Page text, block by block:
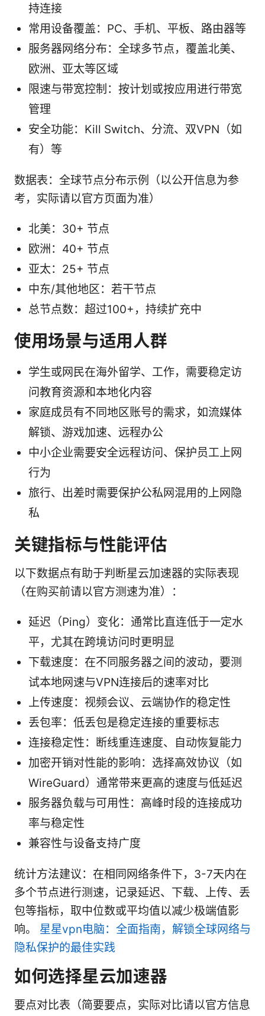
持连接
常用设备覆盖：PC、手机、平板、路由器等
服务器网络分布：全球多节点，覆盖北美、
欧洲、亚太等区域
限速与带宽控制：按计划或按应用进行带宽
管理
安全功能：Kill Switch、分流、双VPN（如
有）等
数据表：全球节点分布示例（以公开信息为参
考，实际请以官方页面为准）
北美：30+ 节点
欧洲：40+ 节点
亚太：25+ 节点
中东/其他地区：若干节点
总节点数：超过100+，持续扩充中
使用场景与适用人群
学生或网民在海外留学、工作，需要稳定访
问教育资源和本地化内容
家庭成员有不同地区账号的需求，如流媒体
解锁、游戏加速、远程办公
中小企业需要安全远程访问、保护员工上网
行为
旅行、出差时需要保护公私网混用的上网隐
私
关键指标与性能评估
以下数据点有助于判断星云加速器的实际表现
（在购买前请以官方测速为准）：
延迟（Ping）变化：通常比直连低于一定水
平，尤其在跨境访问时更明显
下载速度：在不同服务器之间的波动，要测
试本地网速与VPN连接后的速率对比
上传速度：视频会议、云端协作的稳定性
丢包率：低丢包是稳定连接的重要标志
连接稳定性：断线重连速度、自动恢复能力
加密开销对性能的影响：选择高效协议（如
WireGuard）通常带来更高的速度与低延迟
服务器负载与可用性：高峰时段的连接成功
率与稳定性
兼容性与设备支持广度
统计方法建议：在相同网络条件下，3-7天内在
多个节点进行测速，记录延迟、下载、上传、丢
包等指标，取中位数或平均值以减少极端值影
响。 星星vpn电脑：全面指南，解锁全球网络与
隐私保护的最佳实践
如何选择星云加速器
要点对比表（简要要点，实际对比请以官方信息